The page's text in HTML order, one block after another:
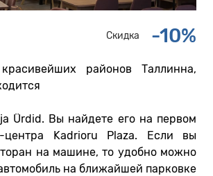
Скидка -10%
районов Таллинна,
Ürdid. Вы найдете его на первом
центра Kadrioru Plaza. Если вы
на машине, то удобно можно
на ближайшей парковке